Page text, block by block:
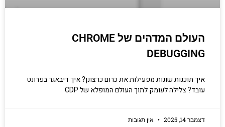
העולם המדהים של CHROME
DEBUGGING
איך תוכנות שונות מפעילות את כרום כרצונן? איך דיבאגר בפרונט
עובד? צלילה לעומק לתוך העולם המופלא של CDP
דצמבר 14, 2025 אין תגובות